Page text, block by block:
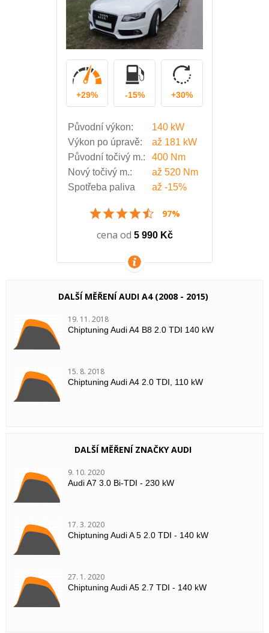
+29% -15% +30%
Původní výkon:
140 kW
Výkon po úpravě:
až 181 kW
Původní točivý m.:
400 Nm
Nový točivý m.:
až 520 Nm
Spotřeba paliva
až -15%
97%
cena od 5 990 Kč
VÍCE INFORMACÍ
DALŠÍ MĚŘENÍ AUDI A4 (2008 - 2015)
19. 11. 2018
Chiptuning Audi A4 B8 2.0 TDI 140 kW
15. 8. 2018
Chiptuning Audi A4 2.0 TDI, 110 kW
DALŠÍ MĚŘENÍ ZNAČKY AUDI
9. 10. 2020
Audi A7 3.0 Bi-TDI - 230 kW
17. 3. 2020
Chiptuning Audi A 5 2.0 TDI - 140 kW
27. 1. 2020
Chiptuning Audi A5 2.7 TDI - 140 kW